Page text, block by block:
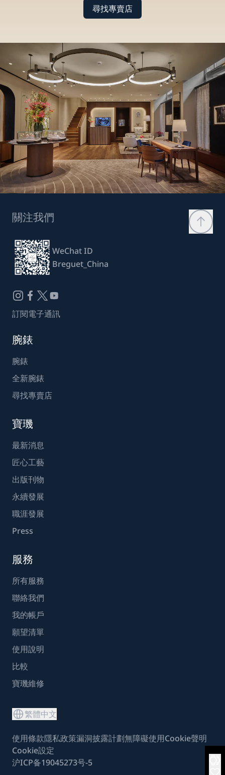
尋找專賣店
關注我們
WeChat ID
Breguet_China
訂閱電子通訊
腕錶
腕錶
全新腕錶
尋找專賣店
寶璣
最新消息
匠心工藝
出版刊物
永續發展
職涯發展
Press
服務
所有服務
聯絡我們
我的帳戶
願望清單
使用說明
比較
寶璣維修
繁體中文
使用條款隱私政策漏洞披露計劃無障礙使用Cookie聲明
Cookie設定
沪ICP备19045273号-5